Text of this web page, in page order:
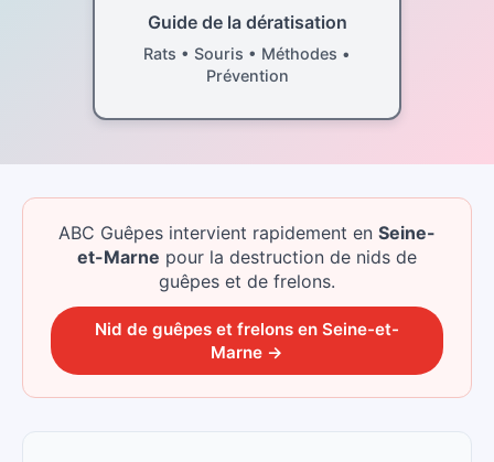
Guide de la dératisation
Rats • Souris • Méthodes •
Prévention
ABC Guêpes intervient rapidement en Seine-
et-Marne pour la destruction de nids de
guêpes et de frelons.
Nid de guêpes et frelons en Seine-et-
Marne →